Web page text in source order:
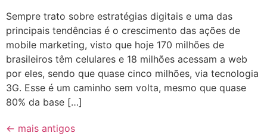
Sempre trato sobre estratégias digitais e uma das
principais tendências é o crescimento das ações de
mobile marketing, visto que hoje 170 milhões de
brasileiros têm celulares e 18 milhões acessam a web
por eles, sendo que quase cinco milhões, via tecnologia
3G. Esse é um caminho sem volta, mesmo que quase
80% da base […]
← mais antigos